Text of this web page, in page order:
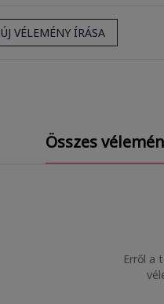
ÚJ VÉLEMÉNY ÍRÁSA
Összes
Erről a